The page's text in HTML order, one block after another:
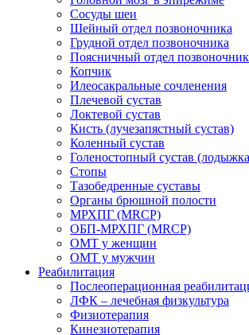
Сосуды шеи
Шейный отдел позвоночника
Грудной отдел позвоночника
Поясничный отдел
Копчик
Илеосакральные сочленения
Плечевой сустав
Локтевой сустав
Кисть (лучезапястный сустав)
Коленный сустав
Голеностопный сустав
Стопы
Тазобедренные суставы
Органы брюшной полости
МРХПГ (MRCP)
ОБП-МРХПГ (MRCP)
ОМТ у женщин
ОМТ у мужчин
Реабилитация
Послеоперационная
ЛФК – лечебная физкультура
Физиотерапия
Кинезиотерапия